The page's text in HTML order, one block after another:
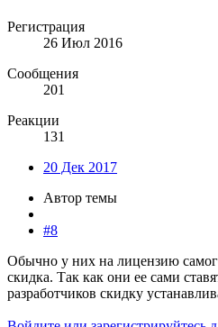
Регистрация
26 Июл 2016
Сообщения
201
Реакции
131
20 Дек 2017
Автор темы
#8
Обычно у них на лицензию
скидка. Так как они ее сами
разработчиков скидку